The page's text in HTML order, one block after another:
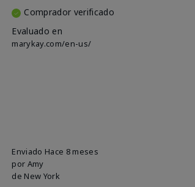
Comprador verificado
Evaluado en
marykay.com/en-us/
Enviado Hace 8 meses
por Amy
de New York